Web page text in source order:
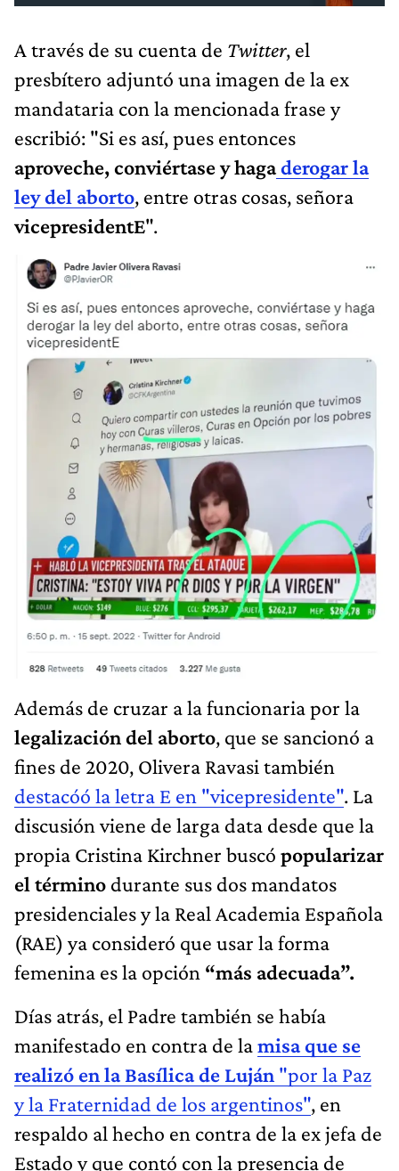
A través de su cuenta de Twitter, el
presbítero adjuntó una imagen de la ex
mandataria con la mencionada frase y
escribió: "Si es así, pues entonces
aproveche, conviértase y hagaderogar la
ley del aborto, entre otras cosas, señora
vicepresidentE".
Además de cruzar a la funcionaria por la
legalización del aborto, que se sancionó a
fines de 2020, Olivera Ravasi también
destacóó la letra E en "vicepresidente". La
discusión viene de larga data desde que la
propia Cristina Kirchner buscó popularizar
el término durante sus dos mandatos
presidenciales y la Real Academia Española
(RAE) ya consideró que usar la forma
femenina es la opción “más adecuada”.
Días atrás, el Padre también se había
manifestado en contra de lamisa que se
realizó en la Basílica de Luján "por la Paz
y la Fraternidad de los argentinos", en
respaldo al hecho en contra de la ex jefa de
Estado y que contó con la presencia de